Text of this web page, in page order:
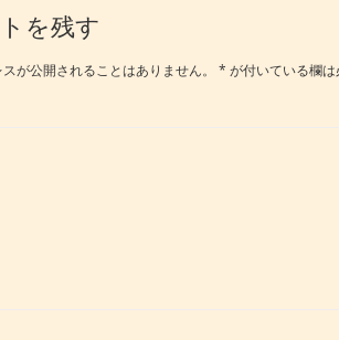
を残す
が公開されることはありません。 * が付いている欄